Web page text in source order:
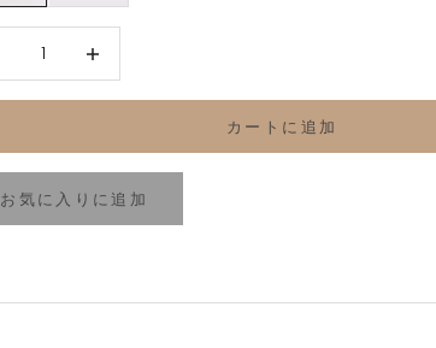
カートに追加
お気に入りに追加